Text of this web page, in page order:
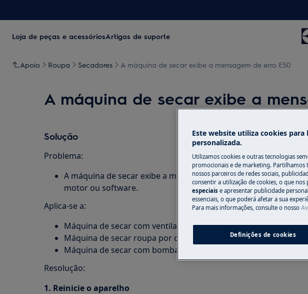
Loja de peças e acessóriosArtigos de suporte
Apoio Roupa Secadores A máquina de secar exibe a mensagem de erro E50
A máquina de secar exibe a
Solução
Problema:
A máquina de secar exibe a mensagem de erro E50. Indica um
motor ou software.
Aplica-se a:
Máquina de secar com ventilação
Máquina de secar roupa por condensação
Máquina de secar com bomba de calor
Resolução:
1. Reinicie o aparelho
Este website utiliza cookies
personalizada.
Utilizamos cookies e outras tecnologias
promocionais e de marketing. Partilhamos
nossos parceiros de redes sociais,
consentir a utilização de cookies, o que nos
especiais e apresentar publicidade
essenciais, o que poderá afetar a sua
Para mais informações, consulte o nosso
Definições de cookies